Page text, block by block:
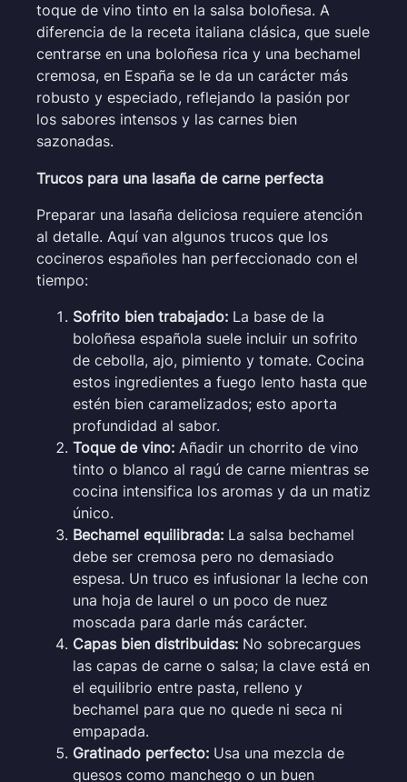
toque de vino tinto en la salsa boloñesa. A
diferencia de la receta italiana clásica, que suele
centrarse en una boloñesa rica y una bechamel
cremosa, en España se le da un carácter más
robusto y especiado, reflejando la pasión por
los sabores intensos y las carnes bien
sazonadas.
Trucos para una lasaña de carne perfecta
Preparar una lasaña deliciosa requiere atención
al detalle. Aquí van algunos trucos que los
cocineros españoles han perfeccionado con el
tiempo:
Sofrito bien trabajado: La base de la
boloñesa española suele incluir un sofrito
de cebolla, ajo, pimiento y tomate. Cocina
estos ingredientes a fuego lento hasta que
estén bien caramelizados; esto aporta
profundidad al sabor.
Toque de vino: Añadir un chorrito de vino
tinto o blanco al ragú de carne mientras se
cocina intensifica los aromas y da un matiz
único.
Bechamel equilibrada: La salsa bechamel
debe ser cremosa pero no demasiado
espesa. Un truco es infusionar la leche con
una hoja de laurel o un poco de nuez
moscada para darle más carácter.
Capas bien distribuidas: No sobrecargues
las capas de carne o salsa; la clave está en
el equilibrio entre pasta, relleno y
bechamel para que no quede ni seca ni
empapada.
Gratinado perfecto: Usa una mezcla de
quesos como manchego o un buen